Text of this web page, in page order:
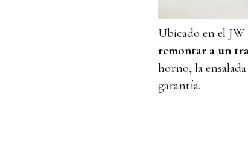
Ubicado en el
remontar a un
horno, la
garantía.